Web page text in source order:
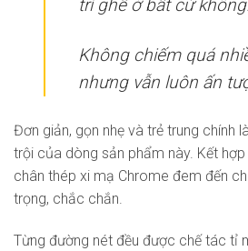
trí ghế ở bất cứ không.
Không chiếm quá
nhưng vẫn luôn ấn
Đơn giản, gọn nhẹ và trẻ trung chính
trội của dòng sản phẩm này. Kết
chân thép xi mạ Chrome đem đến
trọng, chắc chắn.
Từng đường nét đều được chế tác tỉ